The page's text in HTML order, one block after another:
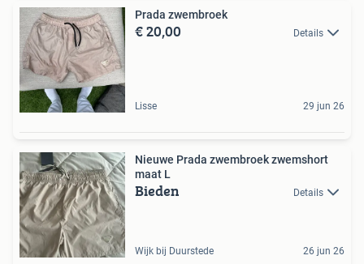
Prada zwembroek
€ 20,00 Details
Lisse 29 jun 26
Nieuwe Prada zwembroek zwemshort
maat L
Bieden Details
Wijk bij Duurstede 26 jun 26